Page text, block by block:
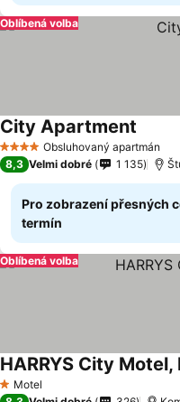
Oblíbená volba
4 Počet hvězdiček
Obsluhovaný apartmán
City Apartment
8,3 Velmi dobré 1 135
Pro zobrazení přesných
termín
Oblíbená volba
1 Počet hvězdiček
Motel
HARRYS City Motel,